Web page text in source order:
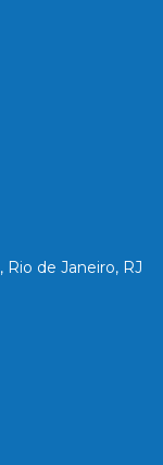
de Janeiro, RJ